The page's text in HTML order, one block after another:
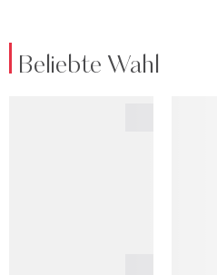
Beliebte Wahl